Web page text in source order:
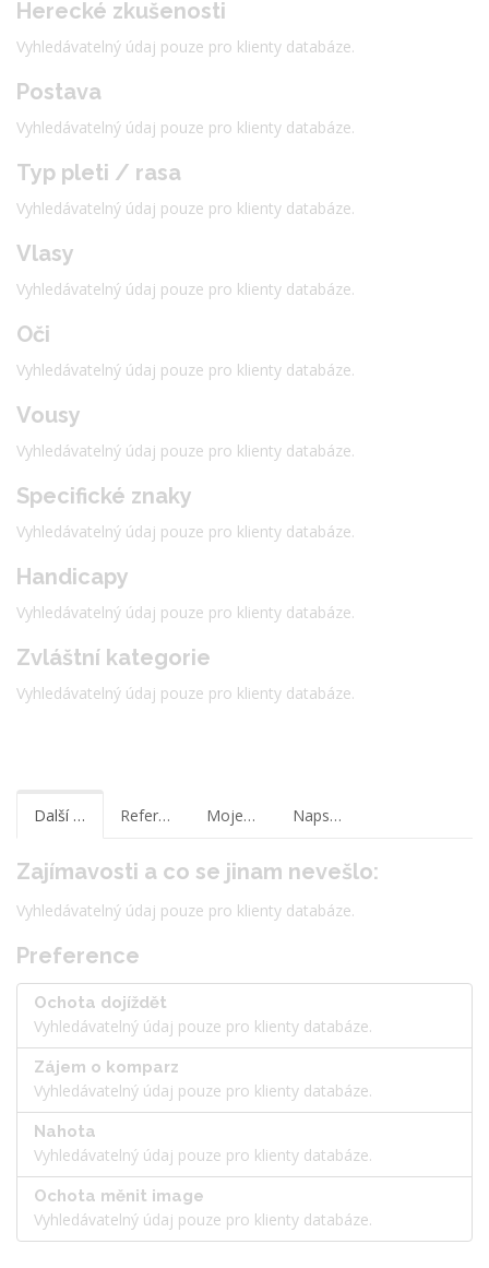
Herecké zkušenosti
Vyhledávatelný údaj pouze pro klienty databáze.
Postava
Vyhledávatelný údaj pouze pro klienty databáze.
Typ pleti / rasa
Vyhledávatelný údaj pouze pro klienty databáze.
Vlasy
Vyhledávatelný údaj pouze pro klienty databáze.
Oči
Vyhledávatelný údaj pouze pro klienty databáze.
Vousy
Vyhledávatelný údaj pouze pro klienty databáze.
Specifické znaky
Vyhledávatelný údaj pouze pro klienty databáze.
Handicapy
Vyhledávatelný údaj pouze pro klienty databáze.
Zvláštní kategorie
Vyhledávatelný údaj pouze pro klienty databáze.
Další informace Reference Moje poznámky Napsat zprávu
Zajímavosti a co se jinam nevešlo:
Vyhledávatelný údaj pouze pro klienty databáze.
Preference
Ochota dojíždět
Vyhledávatelný údaj pouze pro klienty databáze.
Zájem o komparz
Vyhledávatelný údaj pouze pro klienty databáze.
Nahota
Vyhledávatelný údaj pouze pro klienty databáze.
Ochota měnit image
Vyhledávatelný údaj pouze pro klienty databáze.